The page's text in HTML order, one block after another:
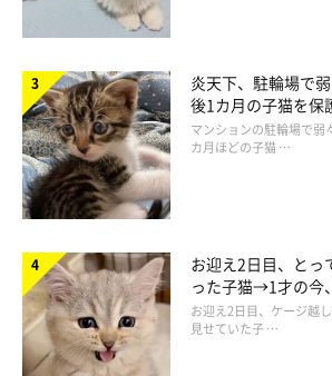
炎天下、駐輪場で
後1カ月の子猫を
でツンデレなコに成
マンションの駐輪場で弱
カ月ほどの子猫 …
お迎え2日目、とっ
った子猫→1才の今
ドになるコに成長！
お迎え2日目、ケージ越
見せていた子 …